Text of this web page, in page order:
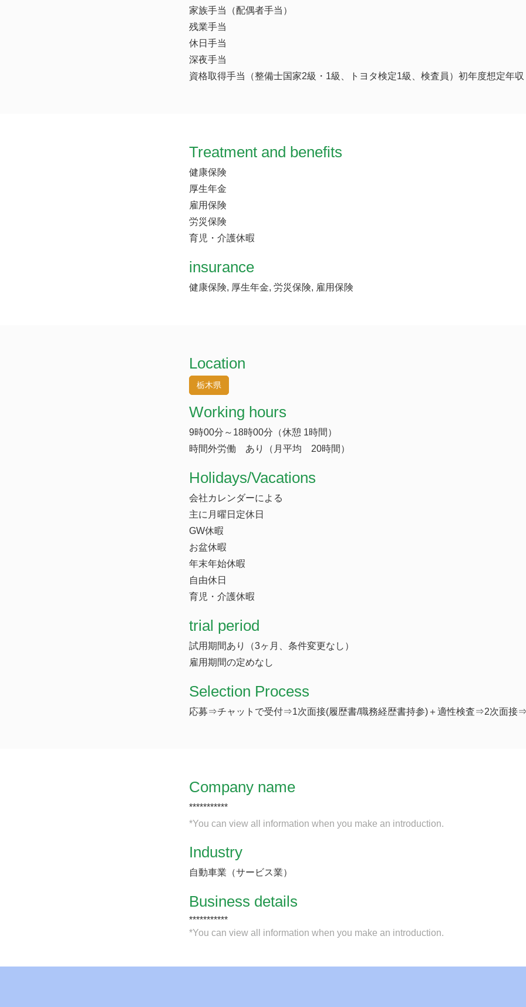
家族手当（配偶者手当）
残業手当
休日手当
深夜手当
資格取得手当（整備士国家2級・1級、トヨタ検定1級、検査員）初年度想定年収
Treatment and benefits
健康保険
厚生年金
雇用保険
労災保険
育児・介護休暇
insurance
健康保険, 厚生年金, 労災保険, 雇用保険
Location
栃木県
Working hours
9時00分～18時00分（休憩 1時間）
時間外労働 あり（月平均 20時間）
​Holidays/Vacations
会社カレンダーによる
主に月曜日定休日
GW休暇
お盆休暇
年末年始休暇
自由休日
育児・介護休暇
trial period
試用期間あり（3ヶ月、条件変更なし）
雇用期間の定めなし
Selection Process
応募⇒チャットで受付⇒1次面接(履歴書/職務経歴書持参)＋適性検査⇒2次面接
Company name
***********
*You can view all information when you make an introduction.
Industry
自動車業（サービス業）
​Business details
***********
*You can view all information when you make an introduction.